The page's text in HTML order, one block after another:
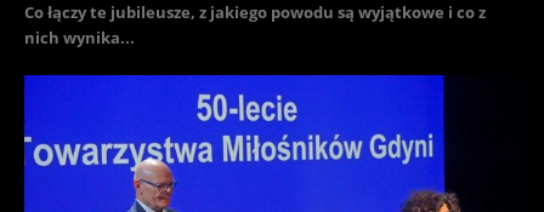
Co łączy te jubileusze, z jakiego powodu są wyjątkowe i co z
nich wynika...